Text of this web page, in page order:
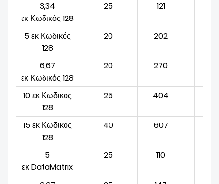
3,34
εκ Κωδικός 128
25 121
5 εκ Κωδικός
128
20 202
6,67
εκ Κωδικός 128
20 270
10 εκ Κωδικός
128
25 404
15 εκ Κωδικός
128
40 607
5
εκDataMatrix
25 110